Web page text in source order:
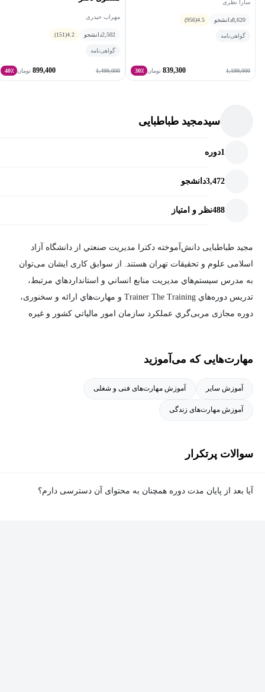
سارا نظری
8,620دانشجو 4.5
(956)
گواهی‌نامه
1,199,000
839,300 تومان 30٪
مهراب حیدری
2,502دانشجو 4.2
(151)
گواهی‌نامه
1,499,000
899,400 تومان 40٪
سیدمجید طباطبایی
1دوره
3,472دانشجو
488نظر و امتیاز
مجید طباطبایی دانش‌آموخته دکترا مديريت صنعتي از دانشگاه آزاد
اسلامی علوم و تحقیقات تهران هستند. از سوابق کاری ایشان می‌توان
به مدرس سيستم‌هاي مدیریت منابع انساني و استانداردهاي مرتبط،
تدریس دوره‌هاي Trainer The Training و مهارت‌هاي ارائه و سخنوری،
دوره مجازی مربی‌گري عملکرد سازمان امور مالياتي کشور و غیره
غیره دارند.
مهارت‌هایی که می‌آموزید
آموزش سایر آموزش مهارت‌های فنی و شغلی
آموزش مهارت‌های زندگی
سوالات پرتکرار
آیا بعد از پایان مدت دوره همچنان به محتوای آن دسترسی دارم؟